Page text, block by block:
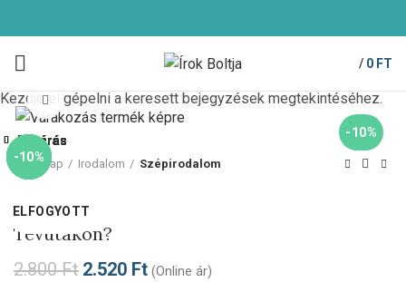
/ 0 FT
-10%
Click to enlarge
Kezdőlap Irodalom Szépirodalom
Saxum
Tévutakon?
2.800Ft 2.520 Ft (Online ár)
-10%
ELFOGYOTT
Bezárás
-10%
Bezárás
-85%
Bezárás
-66%
ELFOGYOTT
Bezárás
-10%
Bezárás
-10%
ELFOGYOTT
Bezárás
-10%
Bezárás
-10%
Bezárás
Kezdje el gépelni a keresett bejegyzések megtekintéséhez.